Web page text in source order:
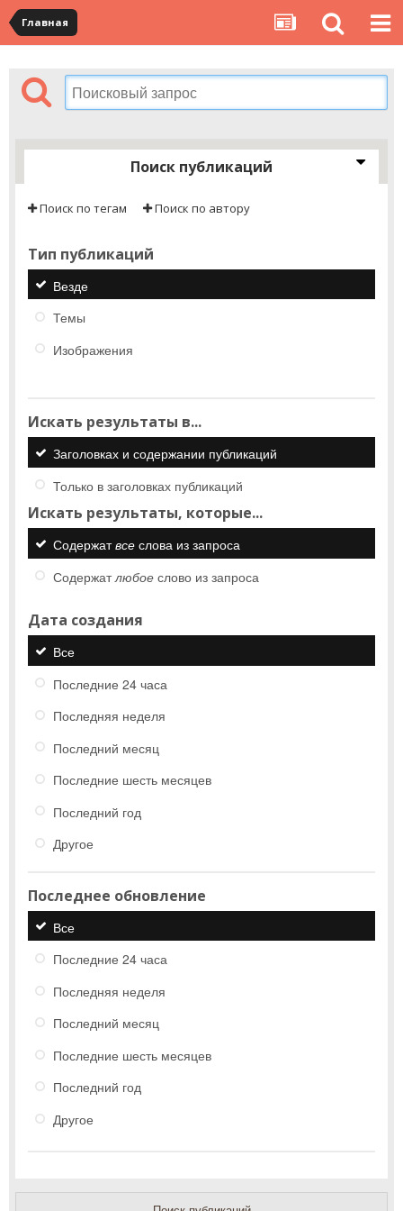
Главная
Поиск публикаций
Поиск по тегам Поиск по автору
Тип публикаций
Везде
Темы
Изображения
Искать результаты в...
Заголовках и содержании публикаций
Только в заголовках публикаций
Искать результаты, которые...
Содержатвсе слова из запроса
Содержатлюбое слово из запроса
Дата создания
Все
Последние 24 часа
Последняя неделя
Последний месяц
Последние шесть месяцев
Последний год
Другое
Последнее обновление
Все
Последние 24 часа
Последняя неделя
Последний месяц
Последние шесть месяцев
Последний год
Другое